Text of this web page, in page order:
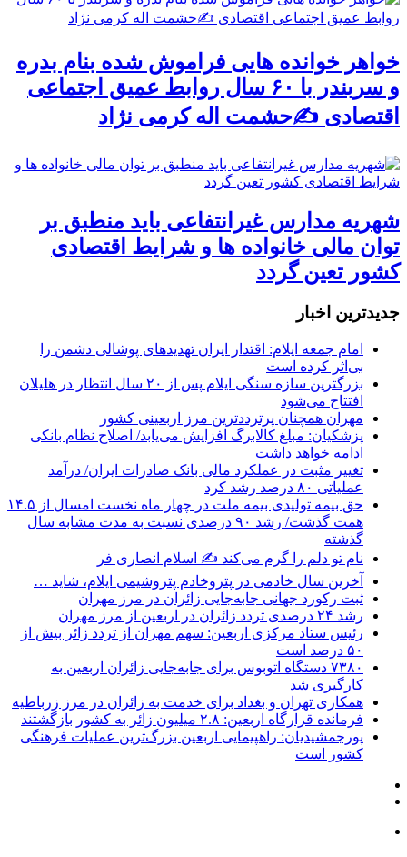
خواهر خوانده هایی فراموش شده بنام بدره
و سربندر با ۶۰ سال روابط عمیق اجتماعی
اقتصادی ✍حشمت اله کرمی نژاد
شهریه مدارس غیرانتفاعی باید منطبق بر
توان مالی خانواده ها و شرایط اقتصادی
کشور تعین گردد
جديدترين اخبار
امام جمعه ایلام: اقتدار ایران تهدیدهای پوشالی دشمن را
بی‌اثر کرده است
بزرگترین سازه سنگی ایلام پس از ۲۰ سال انتظار در هلیلان
افتتاح می‌شود
مهران همچنان پرترددترین مرز اربعینی کشور
پزشکیان: مبلغ کالابرگ افزایش می‌یابد/ اصلاح نظام بانکی
ادامه خواهد داشت
تغییر مثبت در عملکرد مالی بانک صادرات ایران/ درآمد
عملیاتی ۸۰ درصد رشد کرد
حق بیمه تولیدی بیمه ملت در چهار ماه نخست امسال از ۱۴.۵
همت گذشت/ رشد ۹۰ درصدی نسبت به مدت مشابه سال
گذشته
نام تو دلم را گرم می‌کند ✍️ اسلام انصاری فر
آخرین سال خادمی در پتروخادم پتروشیمی ایلام، شاید …
ثبت رکورد جهانی جابه‌جایی زائران در مرز مهران
رشد ۲۴ درصدی تردد زائران در اربعین از مرز مهران
رئیس ستاد مرکزی اربعین: سهم مهران از تردد زائر بیش از
۵۰ درصد است
۷۳۸۰ دستگاه اتوبوس برای جابه‌جایی زائران اربعین به‌
کارگیری شد
همکاری تهران و بغداد برای خدمت به زائران در مرز زرباطیه
فرمانده قرارگاه اربعین: ۲.۸ میلیون زائر به کشور بازگشتند
پورجمشیدیان: راهپیمایی اربعین بزرگ‌ترین عملیات فرهنگی
کشور است